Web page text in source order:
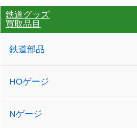
鉄道グッズ
買取品目
鉄道部品
HOゲージ
Nゲージ